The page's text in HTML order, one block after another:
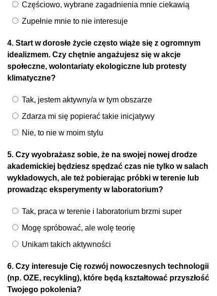
Częściowo, wybrane zagadnienia mnie ciekawią
Zupełnie mnie to nie interesuje
4. Start w dorosłe życie często wiąże się z ogromnym
idealizmem. Czy chętnie angażujesz się w akcje
społeczne, wolontariaty ekologiczne lub protesty
klimatyczne?
Tak, jestem aktywny/a w tym obszarze
Zdarza mi się popierać takie inicjatywy
Nie, to nie w moim stylu
5. Czy wyobrażasz sobie, że na swojej nowej drodze
akademickiej będziesz spędzać czas nie tylko w salach
wykładowych, ale też pobierając próbki w terenie lub
prowadząc eksperymenty w laboratorium?
Tak, praca w terenie i laboratorium brzmi super
Mogę spróbować, ale wolę teorię
Unikam takich aktywności
6. Czy interesuje Cię rozwój nowoczesnych technologii
(np. OZE, recykling), które będą kształtować przyszłość
Twojego pokolenia?